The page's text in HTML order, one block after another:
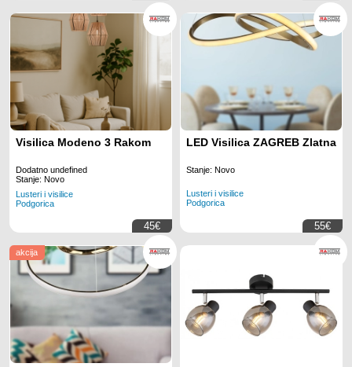
Visilica Modeno 3 Rakom
Dodatno undefined
Stanje: Novo
Lusteri i visilice
Podgorica
45€
LED Visilica ZAGREB Zlatna
Stanje: Novo
Lusteri i visilice
Podgorica
55€
akcija